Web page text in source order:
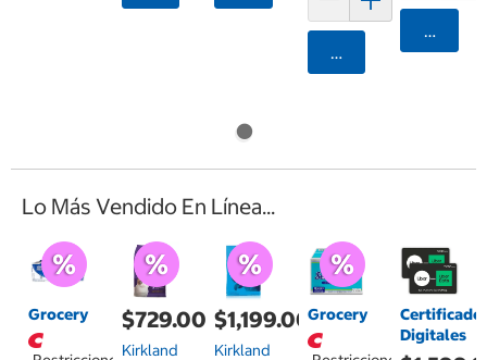
Agregar
Lo Más Vendido En Línea...
Grocery $729.00
Kirkland
$1,199.00
Kirkland
Grocery
Digitales